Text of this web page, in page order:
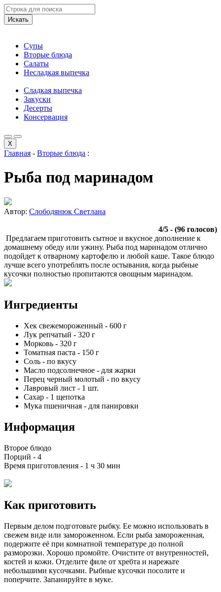
Искать
Супы
Вторые блюда
Салаты
Несладкая выпечка
Сладкая выпечка
Закуски
Десерты
Консервация
X
Главная - Вторые блюда :
Рыба под маринадом
Автор: Слободянюк Светлана
4/5 - (96 голосов)
Предлагаем приготовить сытное и вкусное дополнение к
домашнему обеду или ужину. Рыба под маринадом отлично
подойдет к отварному картофелю и любой каше. Такое блюдо
лучше всего употреблять после остывания, когда рыбные
кусочки полностью пропитаются овощным маринадом.
Ингредиенты
Хек свежемороженный - 600 г
Лук репчатый - 320 г
Морковь - 320 г
Томатная паста - 150 г
Соль - по вкусу
Масло подсолнечное - для жарки
Перец черный молотый - по вкусу
Лавровый лист - 1 шт.
Сахар - 1 щепотка
Мука пшеничная - для панировки
Информация
Второе блюдо
Порций - 4
Время приготовления - 1 ч 30 мин
Как приготовить
Первым делом подготовьте рыбку. Ее можно использовать в
свежем виде или замороженном. Если рыба замороженная,
подержите её при комнатной температуре до полной
разморозки. Хорошо промойте. Очистите от внутренностей,
костей и кожи. Отделите филе от хребта и нарежьте
небольшими кусочками. Рыбные кусочки посолите и
поперчите. Запанируйте в муке.